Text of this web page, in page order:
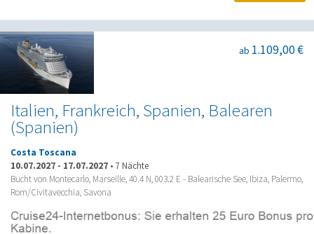
Italien, Frankreich, Spanien, Balearen
(Spanien)
ab 1.109,00 €
Costa Toscana
10.07.2027 - 17.07.2027 • 7 Nächte
Bucht von Montecarlo, Marseille, 40.4 N, 003.2 E - Balearische See, Ibiza, Palermo,
Rom/Civitavecchia, Savona